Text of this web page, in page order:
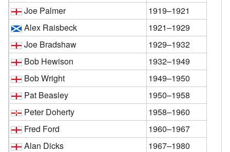
Joe Palmer
1919–1921
Alex Raisbeck
1921–1929
Joe Bradshaw
1929–1932
Bob Hewison
1932–1949
Bob Wright
1949–1950
Pat Beasley
1950–1958
Peter Doherty
1958–1960
Fred Ford
1960–1967
Alan Dicks
1967–1980